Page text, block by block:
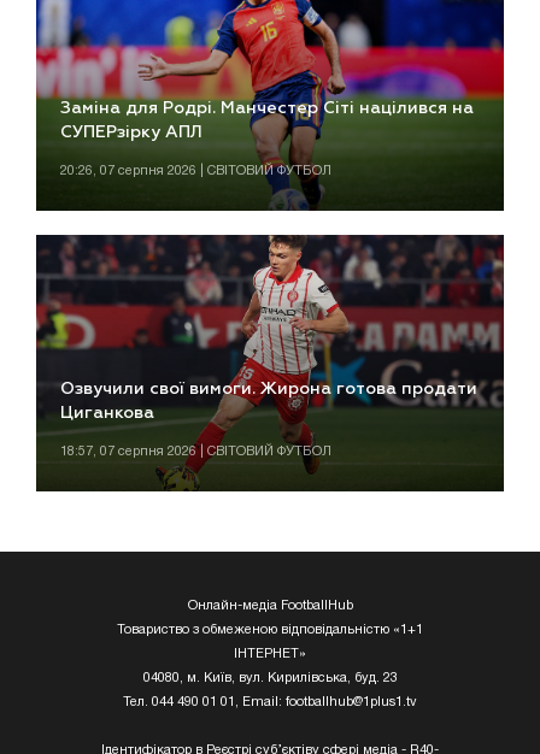
Заміна для Родрі. Манчестер Сіті націлився на
СУПЕРзірку АПЛ
20:26, 07 серпня 2026 | СВІТОВИЙ ФУТБОЛ
Озвучили свої вимоги. Жирона готова продати
Циганкова
18:57, 07 серпня 2026 | СВІТОВИЙ ФУТБОЛ
Онлайн-медіа FootballHub
Товариство з обмеженою відповідальністю «1+1
ІНТЕРНЕТ»
04080, м. Київ, вул. Кирилівська, буд. 23
Тел. 044 490 01 01, Email: footballhub@1plus1.tv
Ідентифікатор в Реєстрі суб’єктіву сфері медіа - R40-